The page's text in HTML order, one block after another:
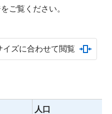
ご覧ください。
イズに合わせて閲覧
人口